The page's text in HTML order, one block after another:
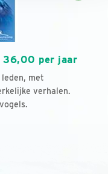
36,00 per jaar
met
verhalen.